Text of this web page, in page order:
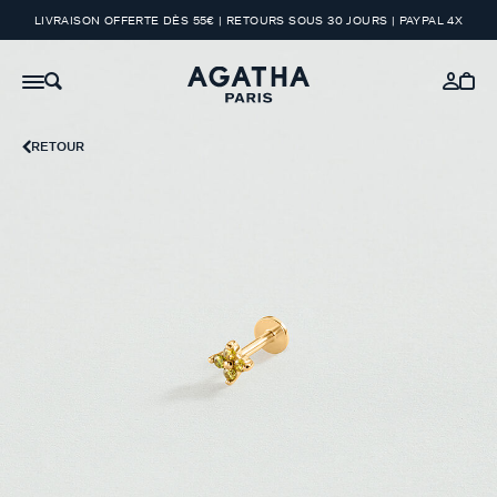
LIVRAISON OFFERTE DÈS 55€ | RETOURS SOUS 30 JOURS | PAYPAL 4X
RETOUR